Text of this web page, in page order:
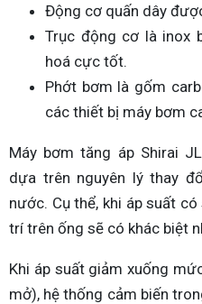
Động cơ quấn dây
Trục động cơ là inox
hoá cực tốt.
Phớt bơm là gốm
các thiết bị máy bơm
Máy bơm tăng áp Shirai
dựa trên nguyên lý thay
nước. Cụ thể, khi áp suất
trí trên ống sẽ có khác biệt
Khi áp suất giảm xuống
mở), hệ thống cảm biến